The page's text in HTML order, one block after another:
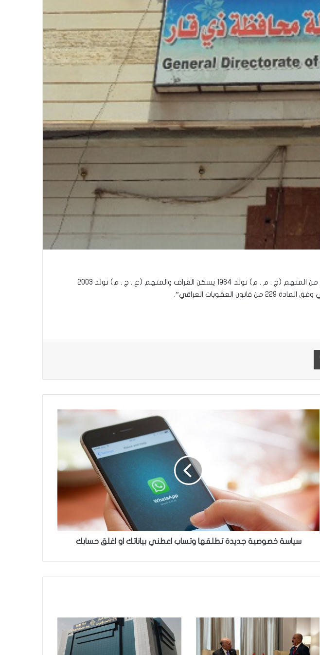
في بيان تلقته العراق اولأ، انه “الشرطة تمكنت من القاء القبض على كل من المتهم (ج . م . م) تولد 1964 يسكن الغراف والمتهم (ع . ج . م) تولد 2003
طباعة
سياسة
خصوصية
اعطني
بياناتك
او
حسابك
سياسة خصوصية جديدة تطلقها وتساب اعطني بياناتك او اغلق حسابك